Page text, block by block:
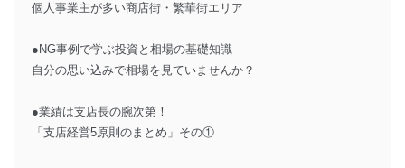
個人事業主が多い商店街・繁華街エリア
●NG事例で学ぶ投資と相場の基礎知識
自分の思い込みで相場を見ていませんか？
●業績は支店長の腕次第！
「支店経営5原則のまとめ」その①